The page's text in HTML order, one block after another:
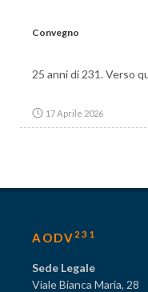
Convegno
25 anni di 231. Verso
17 Aprile 2026
AODV 231
Sede Legale
Viale Bianca Maria, 28